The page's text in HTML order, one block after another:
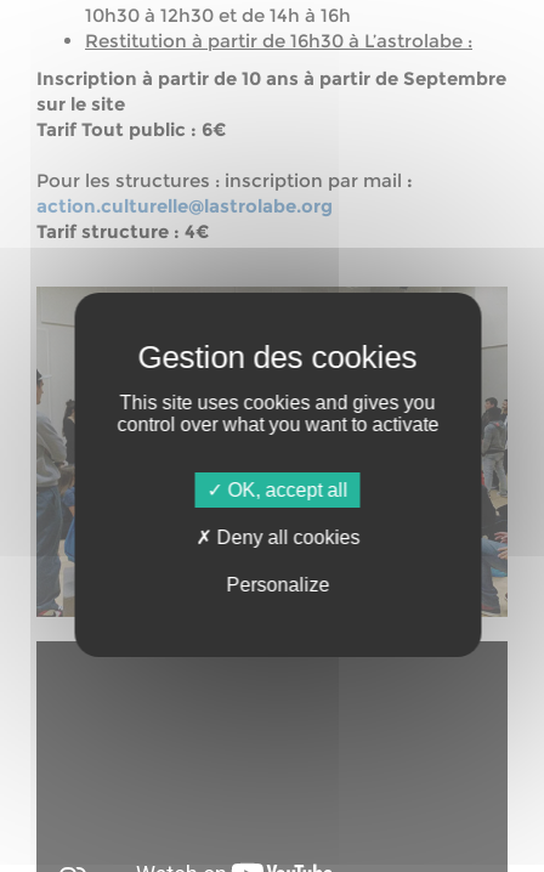
10h30 à 12h30 et de 14h à 16h
Restitution à partir de 16h30 à L’astrolabe :
Inscription à partir de 10 ans à partir de Septembre
sur le site
Tarif Tout public : 6€
Pour les structures : inscription par mail :
action.culturelle@lastrolabe.org
Tarif structure : 4€
This site uses cookies and gives you
control over what you want to activate
OK, accept all
Deny all cookies
Personalize